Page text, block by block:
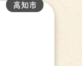
高知市